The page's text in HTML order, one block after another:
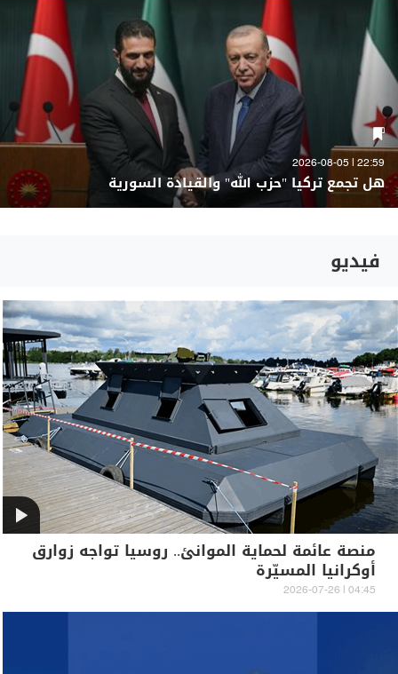
22:59 | 2026-08-05
هل تجمع تركيا "حزب الله" والقيادة السورية
فيديو
منصة عائمة لحماية الموانئ.. روسيا تواجه زوارق
أوكرانيا المسيّرة
04:45 | 2026-07-26